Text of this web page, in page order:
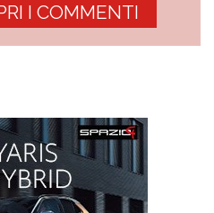
I COMMENTI